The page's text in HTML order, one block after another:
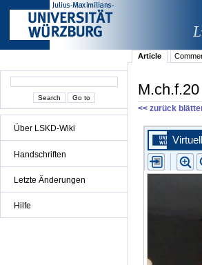
Über LSKD-Wiki
Handschriften
Letzte Änderungen
Hilfe
Article
<< zurück